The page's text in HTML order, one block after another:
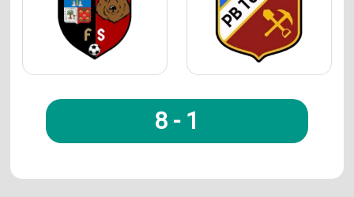
8 - 1